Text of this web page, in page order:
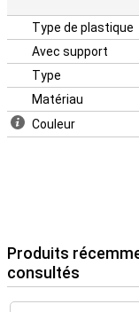
Type de plastique
Avec support
Type
Matériau
Couleur
Produits
consultés